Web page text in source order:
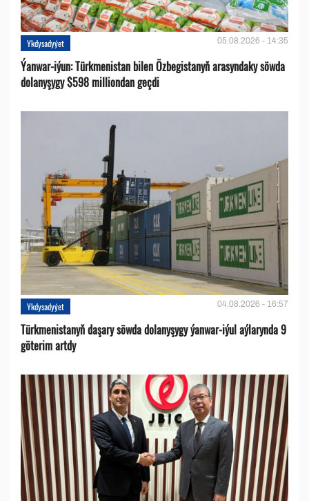
Ykdysadyýet 05.08.2026 - 14:35
Ýanwar-iýun: Türkmenistan bilen Özbegistanyň arasyndaky söwda
dolanyşygy $598 milliondan geçdi
Ykdysadyýet 04.08.2026 - 16:57
Türkmenistanyň daşary söwda dolanyşygy ýanwar-iýul aýlarynda 9
göterim artdy